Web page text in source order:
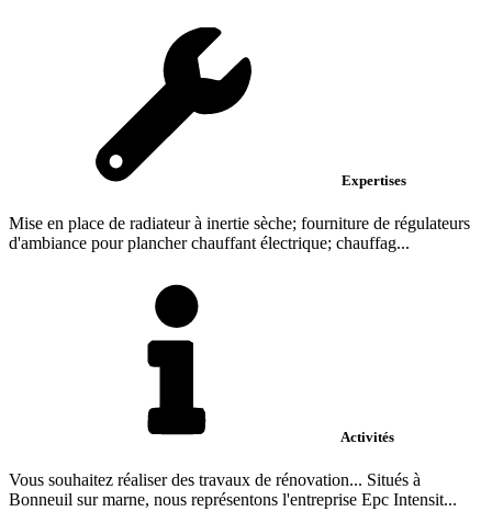
Expertises
Mise en place de radiateur à inertie sèche; fourniture de régulateurs
d'ambiance pour plancher chauffant électrique; chauffag...
Activités
Vous souhaitez réaliser des travaux de rénovation... Situés à
Bonneuil sur marne, nous représentons l'entreprise Epc Intensit...